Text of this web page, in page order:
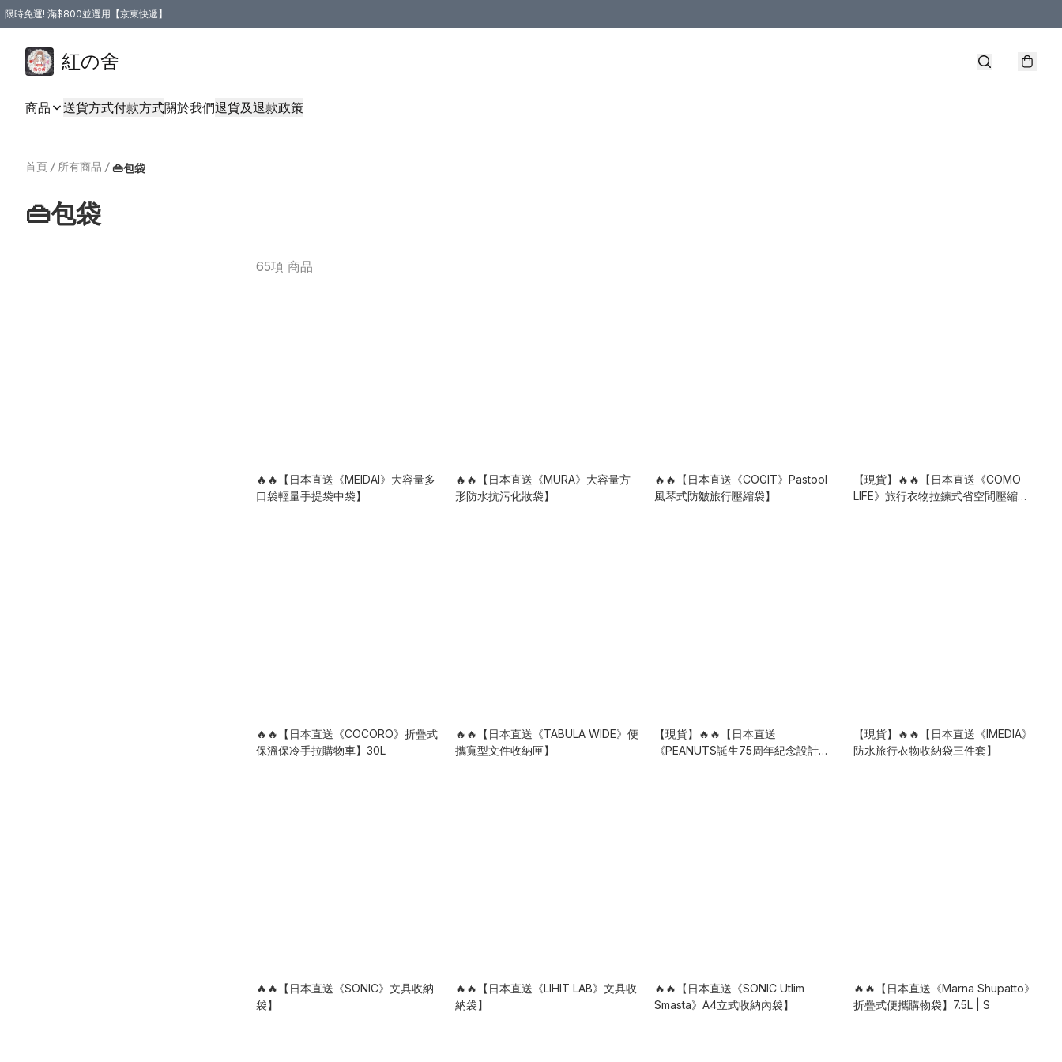
限時免運! 滿$800並選用【京東快遞】
紅の舍
商品 送貨方式付款方式關於我們退貨及退款政策
首頁 / 所有商品 / 👜包袋
👜包袋
65項 商品
🔥🔥【日本直送《MEIDAI》大容量多
口袋輕量手提袋中袋】
🔥🔥【日本直送《MURA》大容量方
形防水抗污化妝袋】
🔥🔥【日本直送《COGIT》Pastool
風琴式防皺旅行壓縮袋】
【現貨】🔥🔥【日本直送《COMO
LIFE》旅行衣物拉鍊式省空間壓縮收
🔥🔥【日本直送《COCORO》折疊式
保溫保冷手拉購物車】30L
🔥🔥【日本直送《TABULA WIDE》便
攜寬型文件收納匣】
【現貨】🔥🔥【日本直送
《PEANUTS誕生75周年紀念設計》
【現貨】🔥🔥【日本直送《IMEDIA》
防水旅行衣物收納袋三件套】
🔥🔥【日本直送《SONIC》文具收納
袋】
🔥🔥【日本直送《LIHIT LAB》文具收
納袋】
🔥🔥【日本直送《SONIC Utlim
Smasta》A4立式收納內袋】
🔥🔥【日本直送《Marna Shupatto》
折疊式便攜購物袋】7.5L | S